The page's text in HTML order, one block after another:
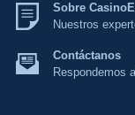
Sobre
Nuestros
Contáctanos
Respondemos